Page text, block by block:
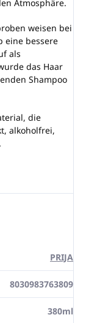
Atmosphäre.
weisen bei
eine bessere
als
das Haar
Shampoo
die
alkoholfrei,
PRIJA
8030983763809
380ml